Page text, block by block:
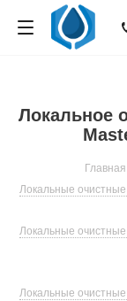
Локальное
Главная
Локальные
Локальные
Локальные